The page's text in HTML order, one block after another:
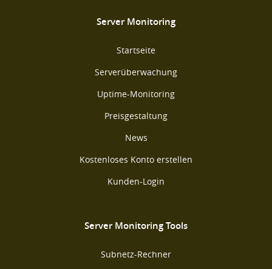
Server Monitoring
Startseite
Serverüberwachung
Uptime-Monitoring
Preisgestaltung
News
Kostenloses Konto erstellen
Kunden-Login
Server Monitoring Tools
Subnetz-Rechner